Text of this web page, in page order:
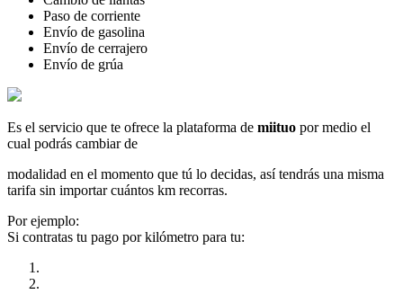
Paso de corriente
Envío de gasolina
Envío de cerrajero
Envío de grúa
Es el servicio que te ofrece la plataforma de miituo por medio el
cual podrás cambiar de
modalidad en el momento que tú lo decidas, así tendrás una misma
tarifa sin importar cuántos km recorras.
Por ejemplo:
Si contratas tu pago por kilómetro para tu: